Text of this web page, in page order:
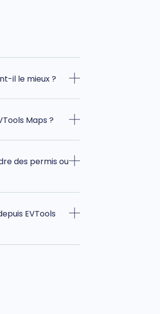
il le mieux ?
Maps ?
des permis ou
EVTools